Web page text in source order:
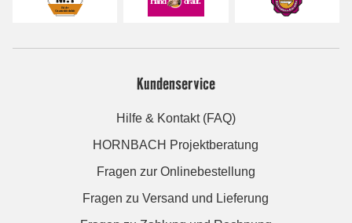
Kundenservice
Hilfe & Kontakt (FAQ)
HORNBACH Projektberatung
Fragen zur Onlinebestellung
Fragen zu Versand und Lieferung